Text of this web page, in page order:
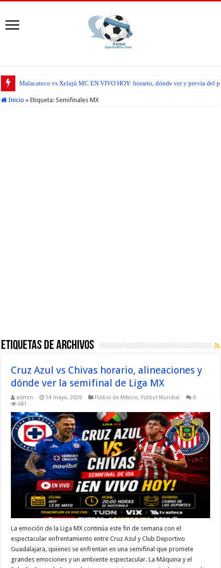
Malacateco vs Xelajú MC EN VIVO HOY: horario, dónde ver y previa del
Inicio » Etiqueta:Semifinales MX
Etiquetas de Archivos
Cruz Azul vs Chivas horario, alineaciones y
dónde ver la semifinal de Liga MX
admin 14 mayo, 2026 Fútbol de México, Fútbol Mundial
0
681
La emoción de la Liga MX continúa este fin de semana con el
espectacular enfrentamiento entre Cruz Azul y Club Deportivo
Guadalajara, quienes se enfrentan en una semifinal que promete
grandes emociones y un ambiente espectacular. La Máquina y el